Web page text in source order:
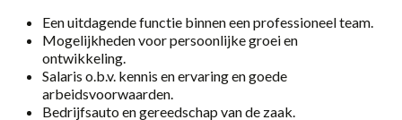
Een uitdagende functie binnen een professioneel team.
Mogelijkheden voor persoonlijke groei en
ontwikkeling.
Salaris o.b.v. kennis en ervaring en goede
arbeidsvoorwaarden.
Bedrijfsauto en gereedschap van de zaak.
Zwolle
category
Logistiek / Transport